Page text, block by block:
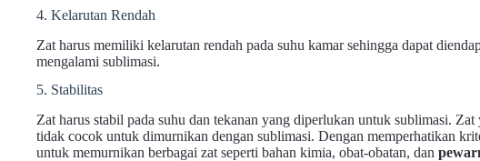
4. Kelarutan Rendah
Zat harus memiliki kelarutan rendah pada suhu kamar sehingga dapat
mengalami sublimasi.
5. Stabilitas
Zat harus stabil pada suhu dan tekanan yang diperlukan untuk sublimasi.
tidak cocok untuk dimurnikan dengan sublimasi. Dengan memperhatikan
untuk memurnikan berbagai zat seperti bahan kimia, obat-obatan, dan